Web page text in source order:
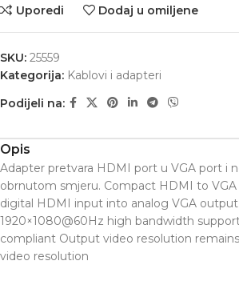
Uporedi Dodaj u omiljene
SKU: 25559
Kategorija: Kablovi i adapteri
Podijeli na:
Opis
Adapter pretvara HDMI port u VGA port i
obrnutom smjeru. Compact HDMI to
digital HDMI input into analog VGA
1920×1080@60Hz high bandwidth
compliant Output video resolution
video resolution